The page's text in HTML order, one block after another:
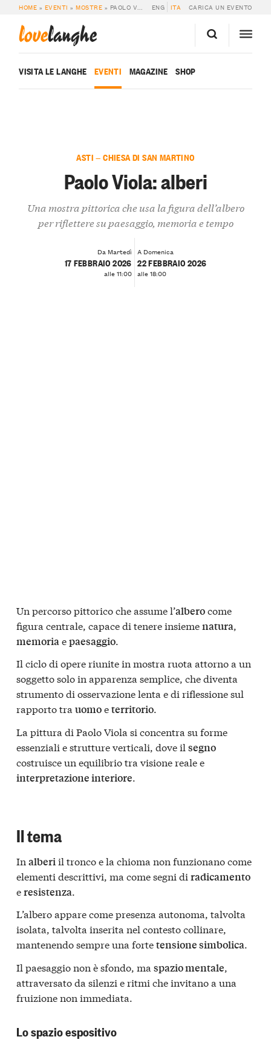
HOME » EVENTI »MOSTRE » PAOLO VIOLA: ALBERI ENG ITA CARICA UN EVENTO
lovelanghe
VISITA LE LANGHE EVENTI MAGAZINE SHOP
ASTI — CHIESA DI SAN MARTINO
Paolo Viola: alberi
Una mostra pittorica che usa la figura dell’albero
per riflettere su paesaggio, memoria e tempo
Da Martedì
17 FEBBRAIO 2026
alle 11:00
A Domenica
22 FEBBRAIO 2026
alle 18:00
Un percorso pittorico che assume l’alberocome
figura centrale, capace di tenere insiemenatura,
memoriaepaesaggio.
Il ciclo di opere riunite in mostra ruota attorno a un
soggetto solo in apparenza semplice, che diventa
strumento di osservazione lenta e di riflessione sul
rapporto tra uomoeterritorio.
La pittura di Paolo Viola si concentra su forme
essenziali e strutture verticali, dove il segno
costruisce un equilibrio tra visione reale e
interpretazione interiore.
Il tema
In alberiil tronco e la chioma non funzionano come
elementi descrittivi, ma come segni di radicamento
eresistenza.
L’albero appare come presenza autonoma, talvolta
isolata, talvolta inserita nel contesto collinare,
mantenendo sempre una fortetensione simbolica.
Il paesaggio non è sfondo, ma spazio mentale,
attraversato da silenzi e ritmi che invitano a una
fruizione non immediata.
Lo spazio espositivo